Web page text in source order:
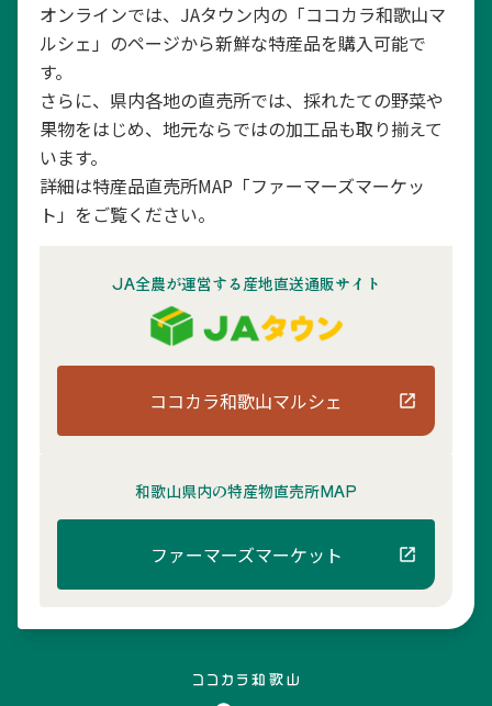
オンラインでは、JAタウン内の「ココカラ和歌山マ
ルシェ」のページから新鮮な特産品を購入可能で
す。
さらに、県内各地の直売所では、採れたての野菜や
果物をはじめ、地元ならではの加工品も取り揃えて
います。
詳細は特産品直売所MAP「ファーマーズマーケッ
ト」をご覧ください。
JA全農が運営する産地直送通販サイト
ココカラ和歌山マルシェ
和歌山県内の特産物直売所MAP
ファーマーズマーケット